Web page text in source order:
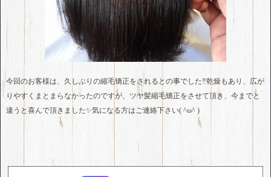
今回のお客様は、久しぶりの縮毛矯正をされるとの事でした‼️乾燥もあり、広が
りやすくまとまらなかったのですが、ツヤ髪縮毛矯正をさせて頂き、今までと
違うと喜んで頂きました✨気になる方はご連絡下さい( ^ω^ )